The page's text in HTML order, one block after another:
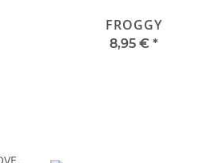
FROGGY
8,95 € *